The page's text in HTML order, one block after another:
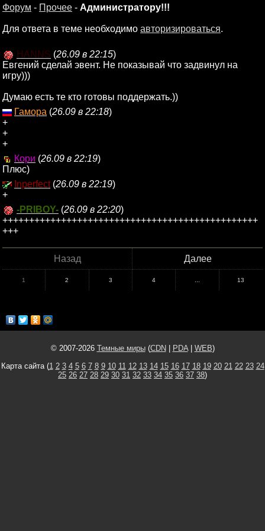
Форум - Прочее - Администратору!!!
Для ответа в теме необходимо авторизироваться.
HANNS (26.09 в 22:15)
Евгений сделай эвент. Не показывай что задвинул на
игру)))
Думаю есть те кто готовы поддержать.))
Гамора (26.09 в 22:18)
+
+
+
Кори (26.09 в 22:19)
Плюс)
Inperfect(26.09 в 22:19)
+
-PRIBOY- (26.09 в 22:20)
++++++++++++++++++++++++++++++++++++++++++++++++
+++
Назад Далее
1 2 3 4 13
© 2007-2026 Темные миры(CDN PDA| WEB)
Карта сайта (1 2 3 4 5 6 7 8 9 10 11 12 13 14 15 16 17 18 19 20 21 22 23 24
25 26 27 28 29 30 31 32 33 34 35 36 37 38)